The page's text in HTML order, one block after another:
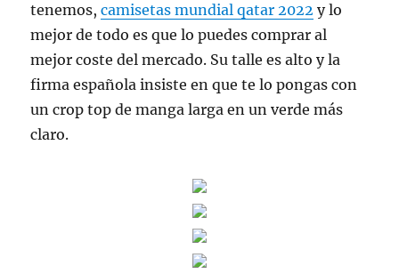
tenemos,camisetas mundial qatar 2022 y lo
mejor de todo es que lo puedes comprar al
mejor coste del mercado. Su talle es alto y la
firma española insiste en que te lo pongas con
un crop top de manga larga en un verde más
claro.